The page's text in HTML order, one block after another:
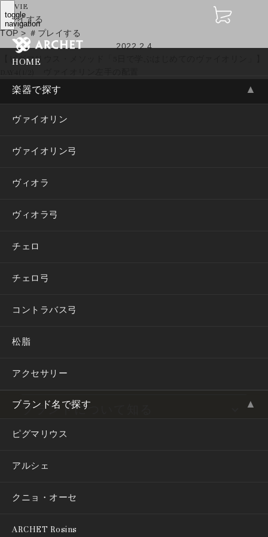
toggle
navigation
HOME
楽器で探す ▲
ヴァイオリン
ヴァイオリン弓
ヴィオラ
ヴィオラ弓
チェロ
チェロ弓
コントラバス弓
松脂
アクセサリー
ブランド名で探す ▲
ピグマリウス
アルシェ
クニョ・オーセ
ARCHET Rosins
MOVIE
プレイする
TOP > ＃プレイする
2022.2.4
【ピグマリウス・メソッド「5日で学ぶはじめてのヴァイオリン」】
楽器で探す
ブランド名で探す
ブランドについて知る
コンテンツ